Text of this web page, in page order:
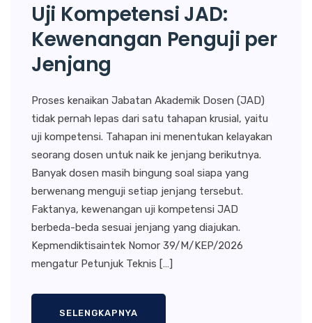
Uji Kompetensi JAD:
Kewenangan Penguji per
Jenjang
Proses kenaikan Jabatan Akademik Dosen (JAD)
tidak pernah lepas dari satu tahapan krusial, yaitu
uji kompetensi. Tahapan ini menentukan kelayakan
seorang dosen untuk naik ke jenjang berikutnya.
Banyak dosen masih bingung soal siapa yang
berwenang menguji setiap jenjang tersebut.
Faktanya, kewenangan uji kompetensi JAD
berbeda-beda sesuai jenjang yang diajukan.
Kepmendiktisaintek Nomor 39/M/KEP/2026
mengatur Petunjuk Teknis […]
SELENGKAPNYA